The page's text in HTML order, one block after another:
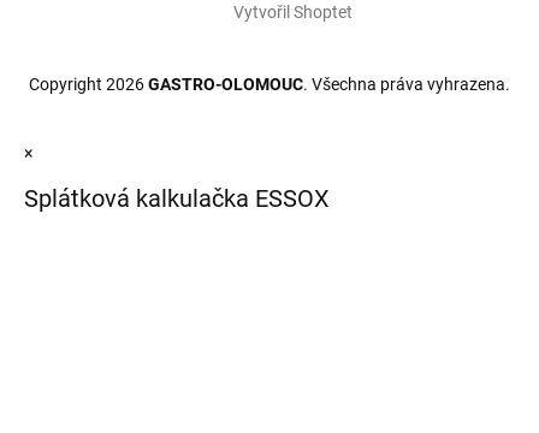
Vytvořil Shoptet
Copyright 2026GASTRO-OLOMOUC. Všechna práva vyhrazena.
×
Splátková kalkulačka ESSOX